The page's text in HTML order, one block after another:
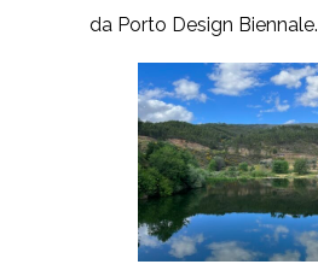
da Porto Design Biennale.